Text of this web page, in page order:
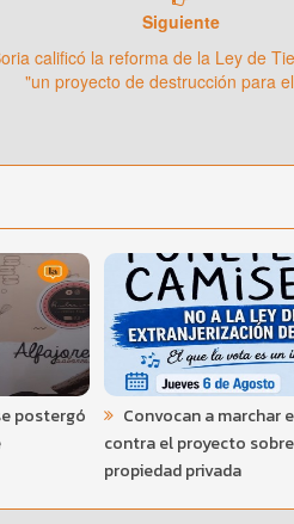
Siguiente
calificó la reforma de la Ley de
"un proyecto de destrucción para
postergó
Convocan a marchar
contra el proyecto sobre
propiedad privada